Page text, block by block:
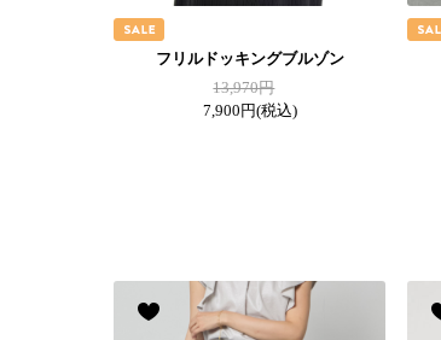
フリルドッキングブルゾン
13,970円
7,900円(税込)